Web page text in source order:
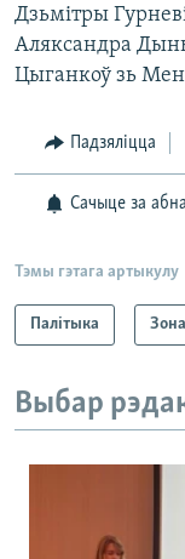
Дзьмітры
Аляксандра
Цыганкоў зь
Падзяліцца
Сачыце за
Тэмы гэтага артыкулу
Палітыка
Выбар